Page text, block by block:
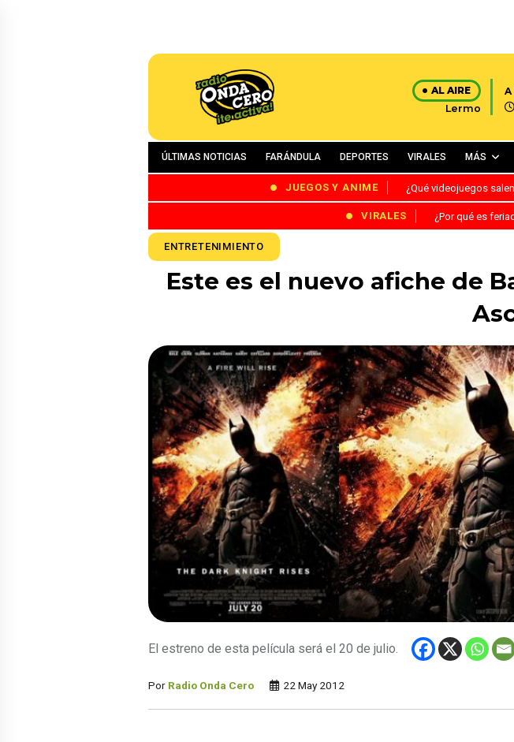
AL AIRE
Lermo
A
ÚLTIMAS NOTICIAS FARÁNDULA DEPORTES VIRALES MÁS
JUEGOS Y ANIME ¿Qué videojuegos
VIRALES ¿Por qué es
ENTRETENIMIENTO
Este es el nuevo afiche de
El estreno de esta película será el 20 de julio.
Por Radio Onda Cero 22 May 2012